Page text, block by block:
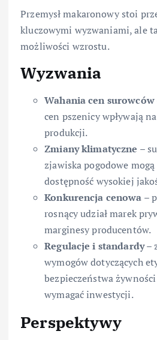
Przemysł makaronowy stoi
kluczowymi wyzwaniami, ale
możliwości wzrostu.
Wyzwania
Wahania cen surowców
cen pszenicy wpływają
produkcji.
Zmiany klimatyczne –
zjawiska pogodowe
dostępność wysokiej
Konkurencja cenowa –
rosnący udział marek
marginesy producentów.
Regulacje i standardy–
wymogów dotyczących
bezpieczeństwa
wymagać inwestycji.
Perspektywy